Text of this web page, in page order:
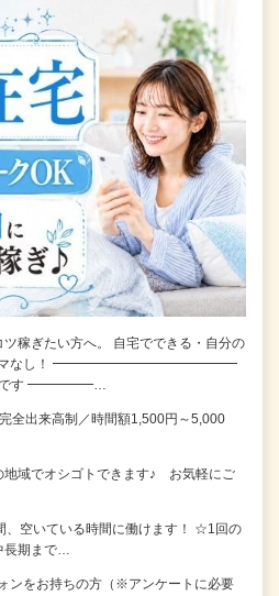
ツ稼ぎたい方へ。 自宅でできる・自分の
ルマなし！ ━━━━━━━━━━━━━━
です ━━━━━…
全出来高制／時間額1,500円～5,000
地域でオシゴトできます♪ お気軽にご
、空いている時間に働けます！ ☆1回の
長期まで…
ンをお持ちの方（※アンケートに必要